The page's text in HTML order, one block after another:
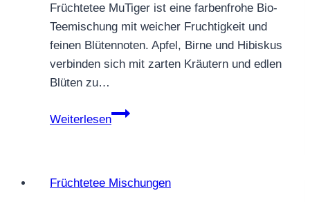
Früchtetee MuTiger ist eine farbenfrohe Bio-
Teemischung mit weicher Fruchtigkeit und
feinen Blütennoten. Apfel, Birne und Hibiskus
verbinden sich mit zarten Kräutern und edlen
Blüten zu…
Weiterlesen
Früchtetee
floral
Früchtetee Mischungen